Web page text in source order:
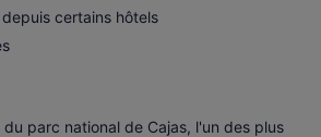
certains hôtels
parc national de Cajas, l'un des plus